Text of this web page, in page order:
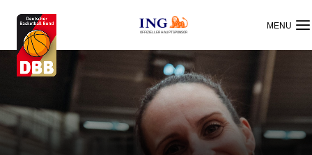
OFFIZIELLER HAUPTSPONSOR